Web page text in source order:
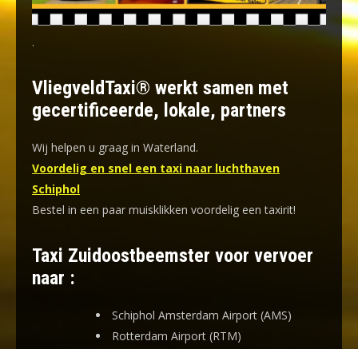
.
VliegveldTaxi® werkt samen met
gecertificeerde, lokale, partners
Wij helpen u graag in Waterland.
Voordelig en snel een taxi naar luchthaven
Schiphol
Bestel in een paar muisklikken voordelig een taxirit!
Taxi Zuidoostbeemster voor vervoer
naar :
Schiphol Amsterdam Airport (AMS)
Rotterdam Airport (RTM)